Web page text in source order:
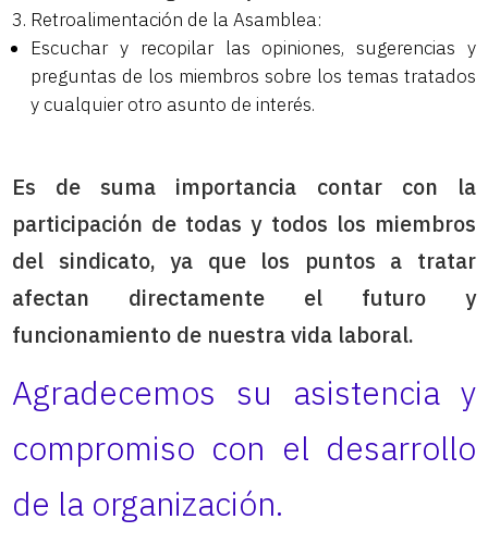
Retroalimentación de la Asamblea:
Escuchar y recopilar las opiniones, sugerencias y
preguntas de los miembros sobre los temas tratados
y cualquier otro asunto de interés.
Es de suma importancia contar con la
participación de todas y todos los miembros
del sindicato, ya que los puntos a tratar
afectan directamente el futuro y
funcionamiento de nuestra vida laboral.
Agradecemos su asistencia y
compromiso con el desarrollo
de la organización.